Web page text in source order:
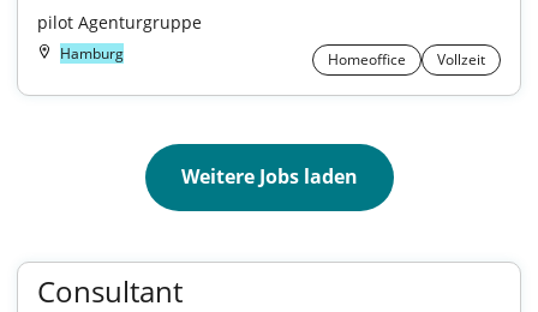
pilot Agenturgruppe
Hamburg Homeoffice Vollzeit
Weitere Jobs laden
Consultant